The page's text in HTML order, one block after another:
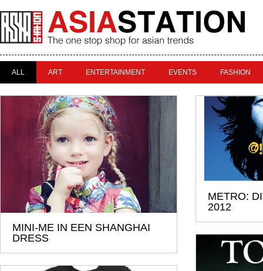
ALL ART ENTERTAINMENT EVENTS FASHION
MINI-ME IN EEN SHANGHAI
DRESS
METRO:
2012